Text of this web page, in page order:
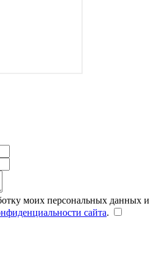
моих персональных данных и
сайта.